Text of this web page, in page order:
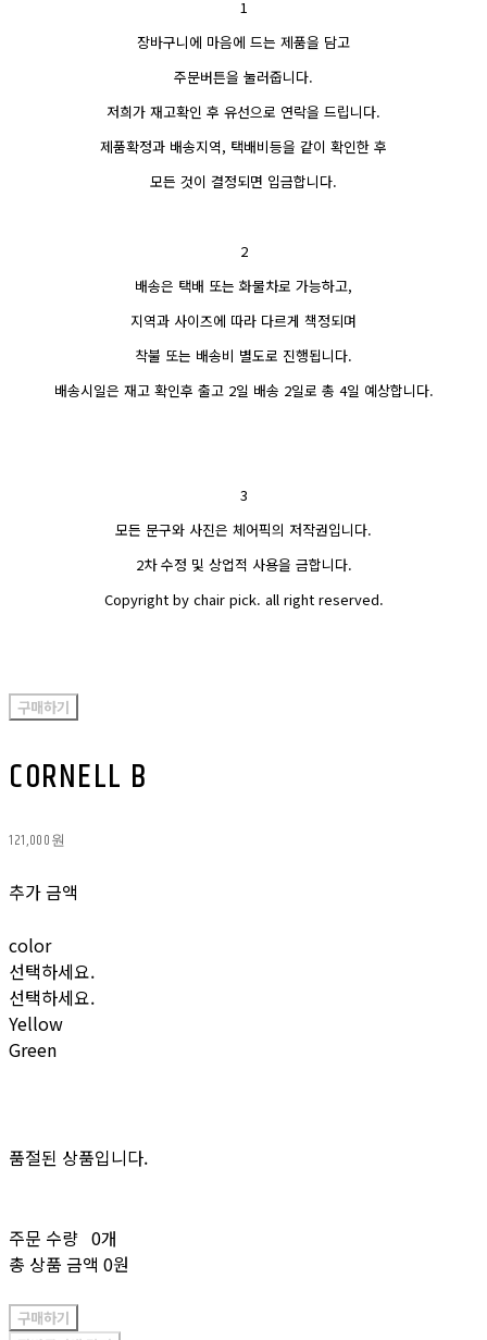
1
장바구니에 마음에 드는 제품을 담고
주문버튼을 눌러줍니다.
저희가 재고확인 후 유선으로 연락을 드립니다.
제품확정과 배송지역, 택배비등을 같이 확인한 후
모든 것이 결정되면 입금합니다.
2
배송은 택배 또는 화물차로 가능하고,
지역과 사이즈에 따라 다르게 책정되며
착불 또는 배송비 별도로 진행됩니다.
배송시일은 재고 확인후 출고 2일 배송 2일로 총 4일 예상합니다.
3
모든 문구와 사진은 체어픽의 저작권입니다.
2차 수정 및 상업적 사용을 금합니다.
Copyright by chair pick. all right reserved.
구매하기
CORNELL B
121,000원
추가 금액
color
선택하세요.
선택하세요.
Yellow
Green
품절된 상품입니다.
주문 수량 0개
총 상품 금액 0원
구매하기